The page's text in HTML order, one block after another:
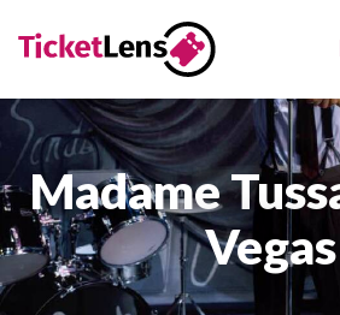
Madame
Vegas